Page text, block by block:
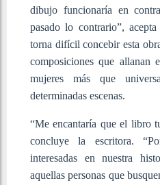
dibujo funcionaría en
pasado lo contrario”,
torna difícil concebir esta
composiciones que allanan
mujeres más que
determinadas escenas.
“Me encantaría que el libro
concluye la escritora.
interesadas en nuestra
aquellas personas que